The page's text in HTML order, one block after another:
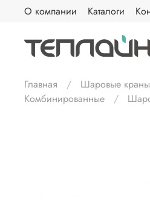
О компании Каталоги
Главная Шаровые краны
Комбинированные